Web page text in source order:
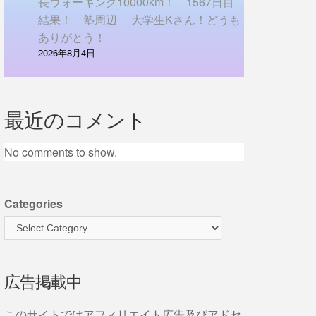
結果！ 塾周辺 大学生Kさん！どうも
ありがとう！
2026年8月4日
最近のコメント
No comments to show.
Categories
広告掲載中